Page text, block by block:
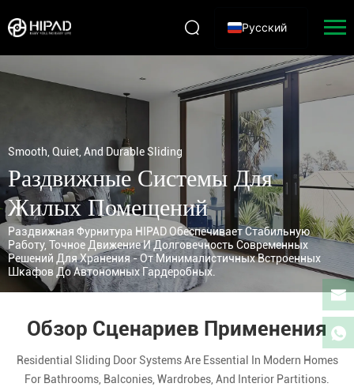
Русский
Smooth, Quiet, And Durable Sliding
Раздвижные Системы Для
Жилых Помещений
Раздвижная Фурнитура HIPAD Обеспечивает Стабильную
Работу, Точное Движение И Долговечность Современных
Решений Для Хранения - От Минималистичных Встроенных
Шкафов До Автономных Гардеробных.
Обзор Сценариев Применения
Residential Sliding Door Systems Are Essential In Modern Homes
For Bathrooms, Balconies, Wardrobes, And Interior Partitions.